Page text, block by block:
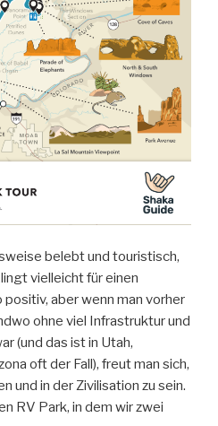
belebt und touristisch,
vielleicht für einen
aber wenn man vorher
ohne viel Infrastruktur und
(und das ist in Utah,
oft der Fall), freut man sich,
und in der Zivilisation zu sein.
RV Park, in dem wir zwei